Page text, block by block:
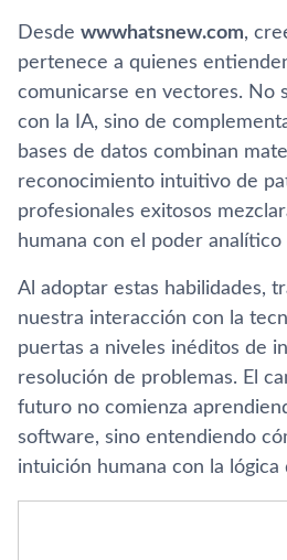
Desde wwwhatsnew.com,
pertenece a quienes
comunicarse en vectores. No
con la IA, sino de
bases de datos combinan
reconocimiento intuitivo de
profesionales exitosos
humana con el poder analítico
Al adoptar estas habilidades,
nuestra interacción con la
puertas a niveles inéditos de
resolución de problemas. El
futuro no comienza
software, sino entendiendo
intuición humana con la lógica